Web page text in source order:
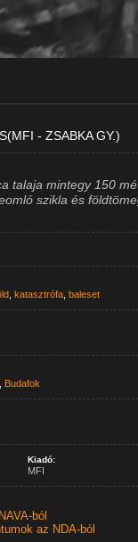
- ZSABKA GY.)
talaja mintegy 150
szikla és
,katasztrófa ,baleset
Budafok
Kiadó:
MFI
ból
az NDA-ból